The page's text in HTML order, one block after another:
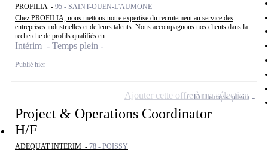
PROFILIA - 95 - SAINT-OUEN-L'AUMONE
Chez PROFILIA, nous mettons notre expertise du recrutement au service des
entreprises industrielles et de leurs talents. Nous accompagnons nos clients dans la
recherche de profils qualifiés en...
Intérim - Temps plein
Publié hier
Project & Operations Coordinator
H/F
ADEQUAT INTERIM - 78 - POISSY
CDITemps plein
Ajouter cette offre à ma sélection